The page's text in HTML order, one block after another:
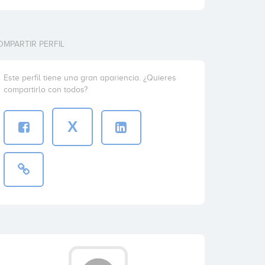
PERFIL
Este perfil tiene una gran apariencia. ¿Quieres
compartirlo con todos?
X